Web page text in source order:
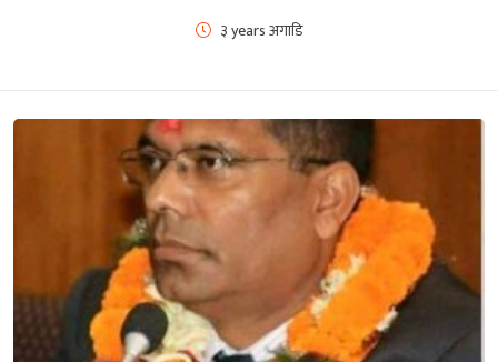
३ years अगाडि